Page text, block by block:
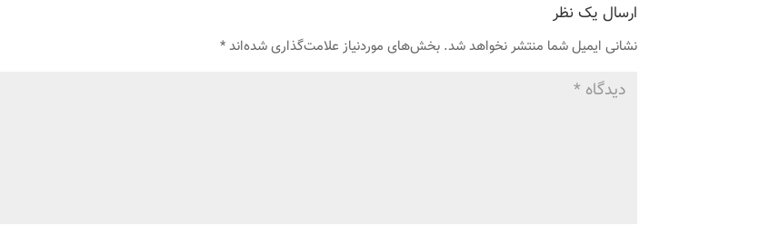
ارسال یک نظر
نشانی ایمیل شما منتشر نخواهد شد. بخش‌های موردنیاز علامت‌گذاری شده‌اند*